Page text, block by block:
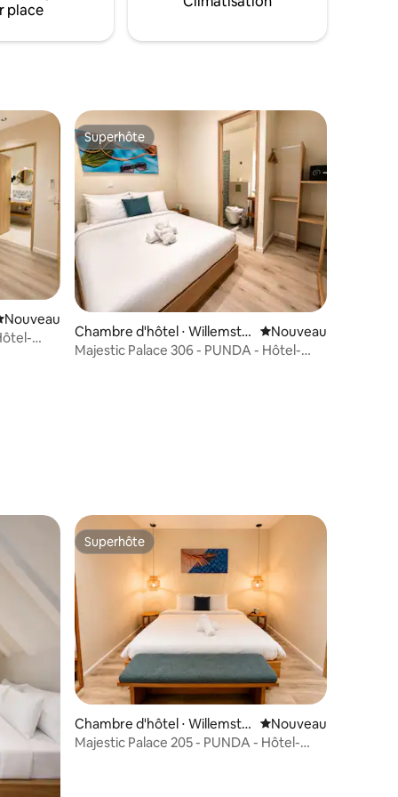
voiture, entièrement climatisée et offre
place
hébergement
Nouveau
Superhôte
Superhôte
Chambre d'hôtel ⋅ Willemsta
d
Nouvel hébergement
Nouveau
Majestic Palace 306 - PUNDA - Hôtel-
Superhôte
Superhôte
Chambre d'hôtel ⋅ Willemsta
d
Nouvel hébergement
Nouveau
Majestic Palace 205 - PUNDA - Hôtel-